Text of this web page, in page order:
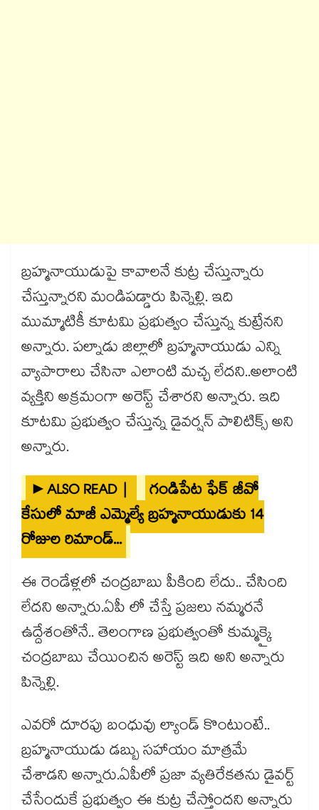
బ్రహ్మనాయుడుపై కావాలనే కుట్ర చేస్తున్నారు
చేస్తున్నారని మండిపడ్డారు పిన్నెల్లి. ఇది
ముమ్మాటికీ కూటమి ప్రభుత్వం చేస్తున్న కుట్రేనని
అన్నారు. పల్నాడు జిల్లాలో బ్రహ్మనాయుడు ఎన్ని
వ్యాపారాలు చేసినా ఎలాంటి మచ్చ లేదని..అలాంటి
వ్యక్తిని అక్రమంగా అరెస్ట్ చేశారని అన్నారు. ఇది
కూటమి ప్రభుత్వం చేస్తున్న డైవర్షన్ పాలిటిక్స్ అని
అన్నారు.
►ALSO READ |
గండిపేట ఫేక్ జీవో
కేసులో మాజీ ఎమ్మెల్యే బ్రహ్మనాయుడుకు 14
రోజుల రిమాండ్...
ఈ రెండేళ్లలో చంద్రబాబు పీకింది లేదు.. చేసింది
లేదని అన్నారు.ఏపీ లో చేస్తే ప్రజలు నమ్మరనే
ఉద్దేశంతోనే.. తెలంగాణ ప్రభుత్వంతో కుమ్మక్కై
చంద్రబాబు చేయించిన అరెస్ట్ ఇది అని అన్నారు
పిన్నెల్లి.
ఎవరో దూరపు బంధువు ల్యాండ్ కొంటుంటే..
బ్రహ్మనాయుడు డబ్బు సహాయం మాత్రమే
చేశాడని అన్నారు.ఏపీలో ప్రజా వ్యతిరేకతను డైవర్ట్
చేసేందుకే ప్రభుత్వం ఈ కుట్ర చేస్తోందని అన్నారు